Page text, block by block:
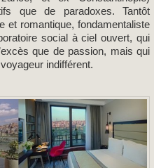
que de paradoxes. Tantôt
et romantique, fondamentaliste
social à ciel ouvert, qui
que de passion, mais qui
indifférent.